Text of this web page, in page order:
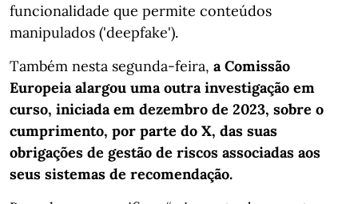
funcionalidade que permite conteúdos
manipulados ('deepfake').
Também nesta segunda-feira, a Comissão
Europeia alargou uma outra investigação em
curso, iniciada em dezembro de 2023, sobre o
cumprimento, por parte do X, das suas
obrigações de gestão de riscos associadas aos
seus sistemas de recomendação.